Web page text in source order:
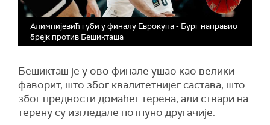
Алимпијевић губи у финалу Еврокупа - Бург направио
брејк против Бешикташа
Бешикташ је у ово финале ушао као велики
фаворит, што због квалитетнијег састава, што
због предности домаћег терена, али ствари на
терену су изгледале потпуно другачије.